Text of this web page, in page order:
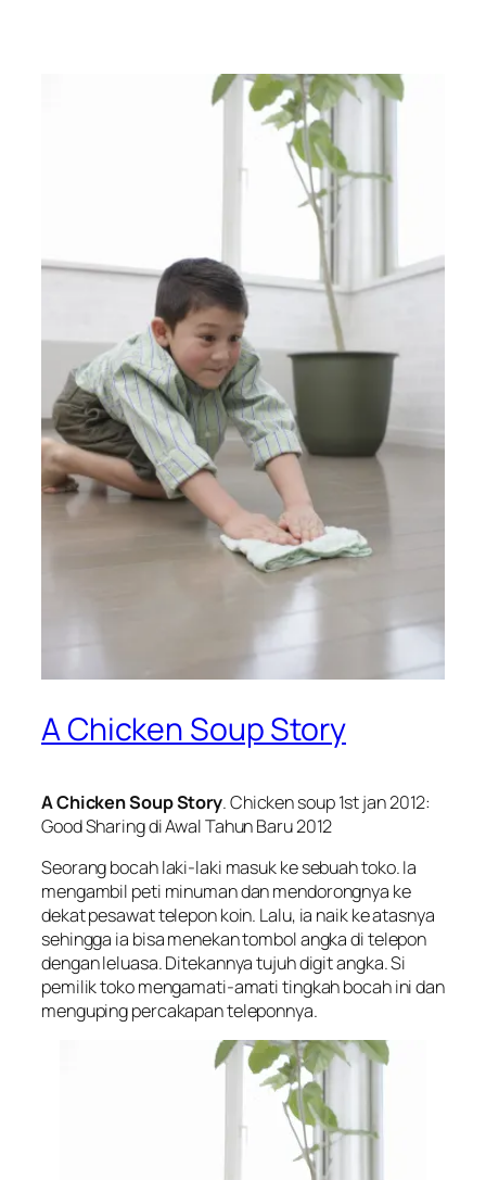
A Chicken Soup Story
A Chicken Soup Story.Chicken soup1st jan 2012:
Good Sharing di Awal Tahun Baru 2012
Seorang bocah laki-laki masuk ke sebuah toko. Ia
mengambil peti minuman dan mendorongnya ke
dekat pesawat telepon koin. Lalu, ia naik ke atasnya
sehingga ia bisa menekan tombol angka di telepon
dengan leluasa. Ditekannya tujuh digit angka. Si
pemilik toko mengamati-amati tingkah bocah ini dan
menguping percakapan teleponnya.